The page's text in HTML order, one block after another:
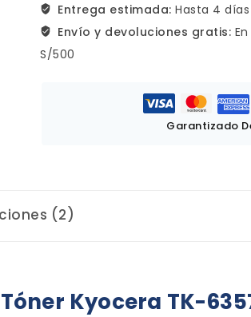
Entrega estimada: Hasta 4
Envío y devoluciones gratis:
S/500
Garantizado
(2)
Kyocera TK-